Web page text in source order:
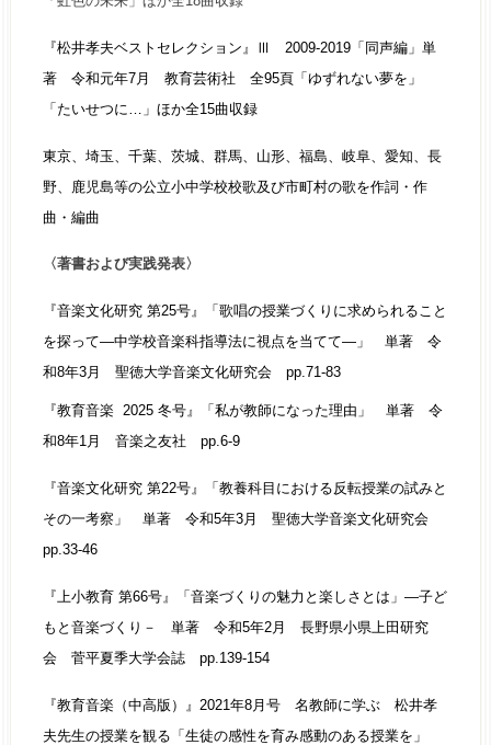
『松井孝夫ベストセレクション』Ⅲ 2009-2019「同声編」単
著 令和元年7月 教育芸術社 全95頁「ゆずれない夢を」
「たいせつに…」ほか全15曲収録
東京、埼玉、千葉、茨城、群馬、山形、福島、岐阜、愛知、長
野、鹿児島等の公立小中学校校歌及び市町村の歌を作詞・作
曲・編曲
〈著書および実践発表〉
『音楽文化研究 第25号』「歌唱の授業づくりに求められること
を探って—中学校音楽科指導法に視点を当てて—」 単著 令
和8年3月 聖徳大学音楽文化研究会 pp.71-83
『教育音楽 2025 冬号』「私が教師になった理由」 単著 令
和8年1月 音楽之友社 pp.6-9
『音楽文化研究 第22号』「教養科目における反転授業の試みと
その一考察」 単著 令和5年3月 聖徳大学音楽文化研究会
pp.33-46
『上小教育 第66号』「音楽づくりの魅力と楽しさとは」—子ど
もと音楽づくり－ 単著 令和5年2月 長野県小県上田研究
会 菅平夏季大学会誌 pp.139-154
『教育音楽（中高版）』2021年8月号 名教師に学ぶ 松井孝
夫先生の授業を観る「生徒の感性を育み感動のある授業を」